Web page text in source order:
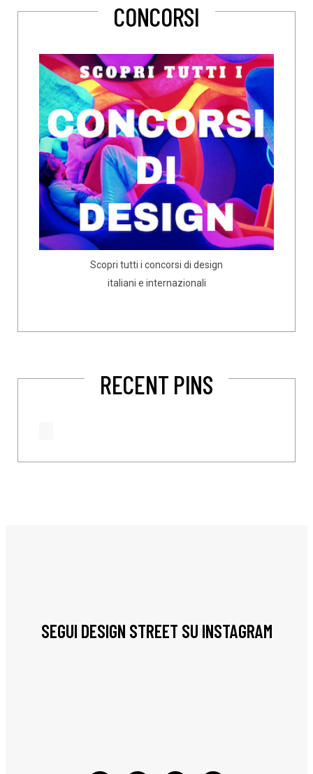
CONCORSI
Scopri tutti i concorsi di design
italiani e internazionali
RECENT PINS
SEGUI DESIGN STREET SU INSTAGRAM